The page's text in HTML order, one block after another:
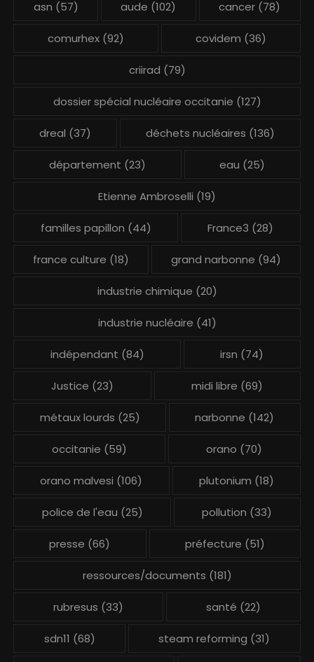
asn (57) aude (102) cancer (78)
comurhex (92) covidem (36)
criirad (79)
dossier spécial nucléaire occitanie (127)
dreal (37) déchets nucléaires (136)
département (23) eau (25)
Etienne Ambroselli (19)
familles papillon (44) France3 (28)
france culture (18) grand narbonne (94)
industrie chimique (20)
industrie nucléaire (41)
indépendant (84) irsn (74)
Justice (23) midi libre (69)
métaux lourds (25) narbonne (142)
occitanie (59) orano (70)
orano malvesi (106) plutonium (18)
police de l'eau (25) pollution (33)
presse (66) préfecture (51)
ressources/documents (181)
rubresus (33) santé (22)
sdn11 (68) steam reforming (31)